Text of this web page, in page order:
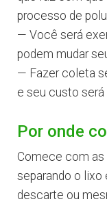
processo de
— Você será
podem mudar
— Fazer coleta
e seu custo será
Por onde
Comece com
separando o lixo
descarte ou